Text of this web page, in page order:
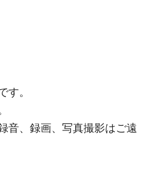
す。
音、録画、写真撮影はご遠